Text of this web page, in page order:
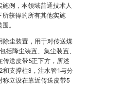
例，本领域普通技术人
所获得的所有其他实施
。
除尘装置，用于对传送煤
括降尘装置、集尘装置、
传送皮带5正下方，所述
和支撑柱3，注水管1与分
称立设在靠近传送皮带5